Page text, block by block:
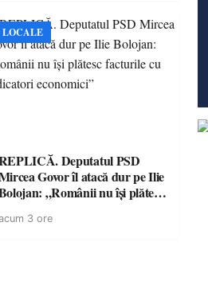
LOCALE
Deputatul PSD
Govor îl atacă dur pe Ilie
„Românii nu își plătesc
3 ore